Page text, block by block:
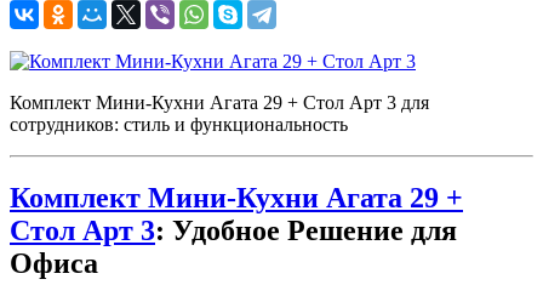
Комплект Мини-Кухни Агата 29 + Стол Арт 3 для
сотрудников: стиль и функциональность
Комплект Мини-Кухни Агата 29 +
Стол Арт 3: Удобное Решение для
Офиса